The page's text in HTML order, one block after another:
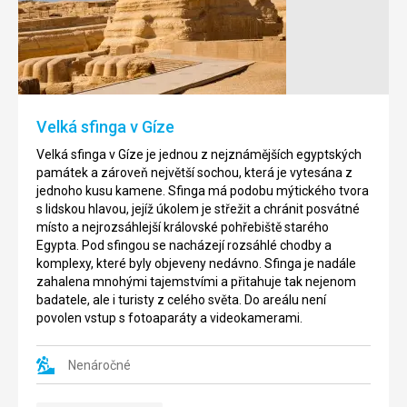
Velká sfinga v Gíze
Velká sfinga v Gíze je jednou z nejznámějších egyptských
památek a zároveň největší sochou, která je vytesána z
jednoho kusu kamene. Sfinga má podobu mýtického tvora
s lidskou hlavou, jejíž úkolem je střežit a chránit posvátné
místo a nejrozsáhlejší královské pohřebiště starého
Egypta. Pod sfingou se nacházejí rozsáhlé chodby a
komplexy, které byly objeveny nedávno. Sfinga je nadále
zahalena mnohými tajemstvími a přitahuje tak nejenom
badatele, ale i turisty z celého světa. Do areálu není
povolen vstup s fotoaparáty a videokamerami.
Nenáročné
al-
Chalílí
Bazar
Chán
al-
jedním
největších
tržišť
Káhiře.
minulosti
tomto
tržišti
obchodovalo
především
Alího
(Alabastrová
mešita)
Mešita
Muhammada
patří
nejstarších
mešit
Káhiře,
majestátnost
nemůžete